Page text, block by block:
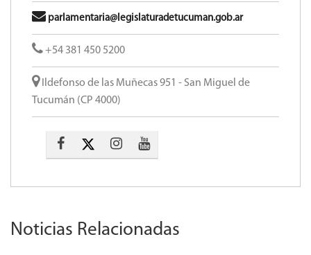
parlamentaria@legislaturadetucuman.gob.ar
+54 381 450 5200
Ildefonso de las Muñecas 951 - San Miguel de
Tucumán (CP 4000)
Noticias Relacionadas